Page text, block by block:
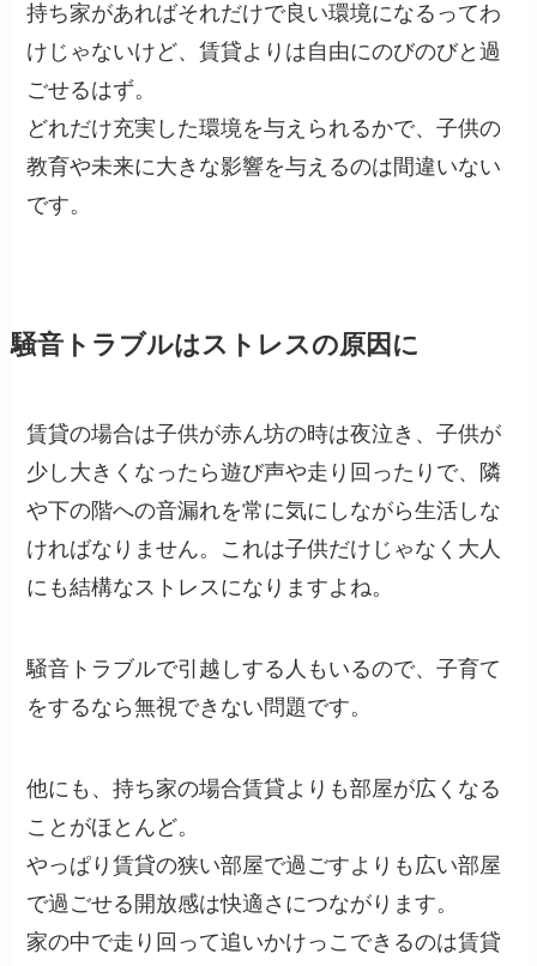
持ち家があればそれだけで良い環境になるってわ
けじゃないけど、賃貸よりは自由にのびのびと過
ごせるはず。
どれだけ充実した環境を与えられるかで、子供の
教育や未来に大きな影響を与えるのは間違いない
です。
騒音トラブルはストレスの原因に
賃貸の場合は子供が赤ん坊の時は夜泣き、子供が
少し大きくなったら遊び声や走り回ったりで、隣
や下の階への音漏れを常に気にしながら生活しな
ければなりません。これは子供だけじゃなく大人
にも結構なストレスになりますよね。
騒音トラブルで引越しする人もいるので、子育て
をするなら無視できない問題です。
他にも、持ち家の場合賃貸よりも部屋が広くなる
ことがほとんど。
やっぱり賃貸の狭い部屋で過ごすよりも広い部屋
で過ごせる開放感は快適さにつながります。
家の中で走り回って追いかけっこできるのは賃貸